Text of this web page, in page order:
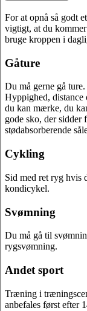
For at opnå så godt
vigtigt, at du
bruge kroppen i
Gåture
Du må gerne gå
Hyppighed, distance
du kan mærke, du
gode sko, der sidder
stødabsorberende
Cykling
Sid med ret ryg hvis
kondicykel.
Svømning
Du må gå til
rygsvømning.
Andet sport
Træning i
anbefales først efter